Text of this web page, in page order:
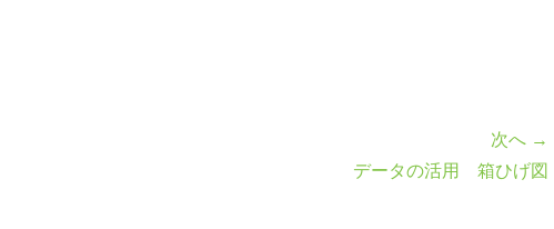
次へ →
データの活用 箱ひげ図